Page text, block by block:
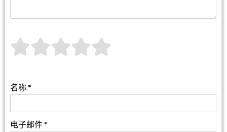
名称*
电子邮件*